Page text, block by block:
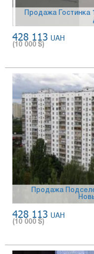
Продажа Гостинка
428 113 UAH
(10 000 $)
Продажа
428 113 UAH
(10 000 $)